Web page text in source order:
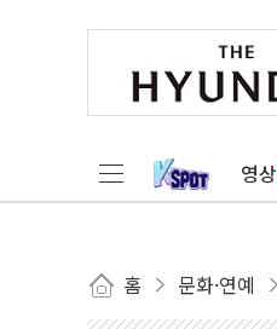
영상
홈 문화·연예